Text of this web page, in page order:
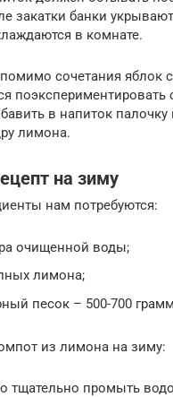
закатки банки
в комнате.
помимо сочетания яблок
поэкспериментировать
в напиток
лимона.
на зиму
нам потребуются:
очищенной воды;
лимона;
песок – 500-700
из лимона на зиму:
тщательно промыть